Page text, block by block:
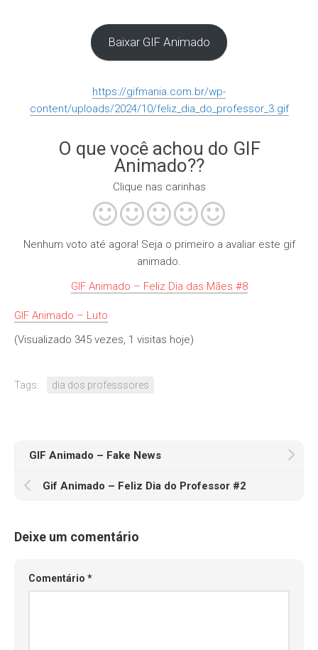
Baixar GIF Animado
https://gifmania.com.br/wp-
content/uploads/2024/10/feliz_dia_do_professor_3.gif
O que você achou do GIF
Animado??
Clique nas carinhas
Nenhum voto até agora! Seja o primeiro a avaliar este gif
animado.
GIF Animado – Feliz Dia das Mães #8
GIF Animado – Luto
(Visualizado 345 vezes, 1 visitas hoje)
Tags: dia dos professsores
GIF Animado – Fake News
Gif Animado – Feliz Dia do Professor #2
Deixe um comentário
Comentário *